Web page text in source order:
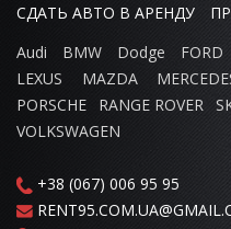
СДАТЬ АВТО В АРЕНДУ
Audi
BMW Dodge FORD
LEXUS
MAZDA
PORSCHE
RANGE ROVER
VOLKSWAGEN
+38 (067) 006 95 95